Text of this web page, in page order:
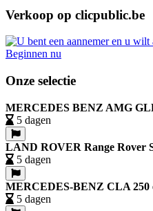
Verkoop op clicpublic.be
Beginnen nu
Onze selectie
MERCEDES BENZ AMG
5 dagen
LAND ROVER Range Rover
5 dagen
MERCEDES-BENZ CLA 250
5 dagen